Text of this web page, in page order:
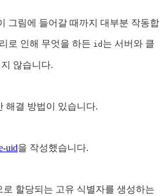
그림에 들어갈 때까지 대부분 작동합
로 인해 무엇을 하든 id 는 서버와 클
않습니다.
해결 방법이 있습니다.
uid을 작성했습니다.
로 할당되는 고유 식별자를 생성하는